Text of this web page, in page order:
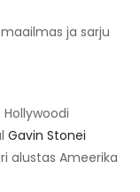
ja sarju
Gavin Stonei
alustas Ameerika